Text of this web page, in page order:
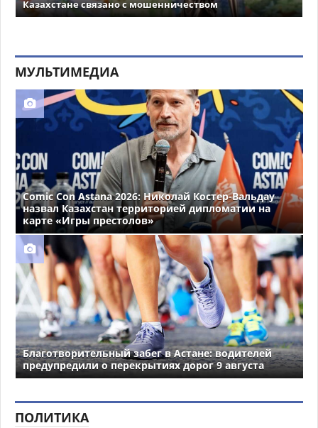
Казахстане связано с мошенничеством
МУЛЬТИМЕДИА
Comic Con Astana 2026: Николай Костер-Вальдау
назвал Казахстан территорией дипломатии на
карте «Игры престолов»
Благотворительный забег в Астане: водителей
предупредили о перекрытиях дорог 9 августа
ПОЛИТИКА